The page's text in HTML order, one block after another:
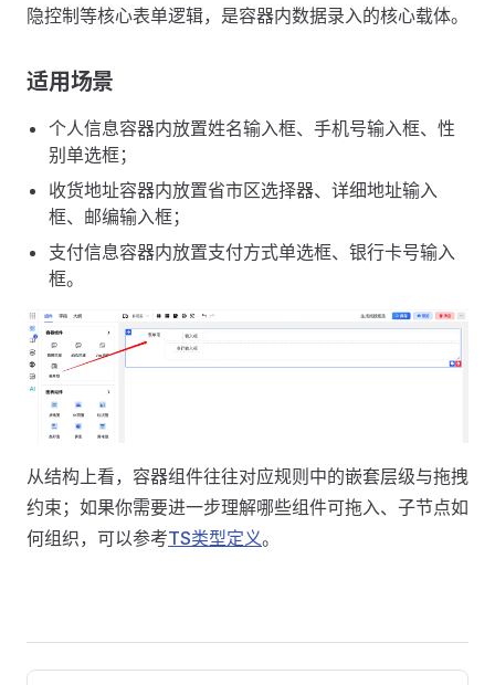
隐控制等核心表单逻辑，是容器内数据录入的核心载体。
适用场景
个人信息容器内放置姓名输入框、手机号输入框、性
别单选框；
收货地址容器内放置省市区选择器、详细地址输入
框、邮编输入框；
支付信息容器内放置支付方式单选框、银行卡号输入
框。
从结构上看，容器组件往往对应规则中的嵌套层级与拖拽
约束；如果你需要进一步理解哪些组件可拖入、子节点如
何组织，可以参考TS类型定义。